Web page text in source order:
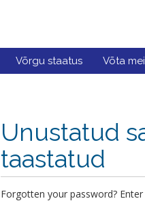
Võrgu staatus Võta
Unustatud
taastatud
Forgotten your password?